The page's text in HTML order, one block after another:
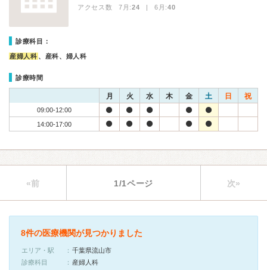
アクセス数 7月:24 | 6月:40
診療科目：
産婦人科 、産科、婦人科
診療時間
月 火 水 木 金 土 日 祝
09:00-12:00
14:00-17:00
«前 1/1ページ 次»
8件の医療機関が見つかりました
エリア・駅
千葉県流山市
診療科目
産婦人科